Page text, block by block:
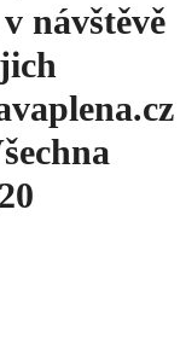
návštěvě